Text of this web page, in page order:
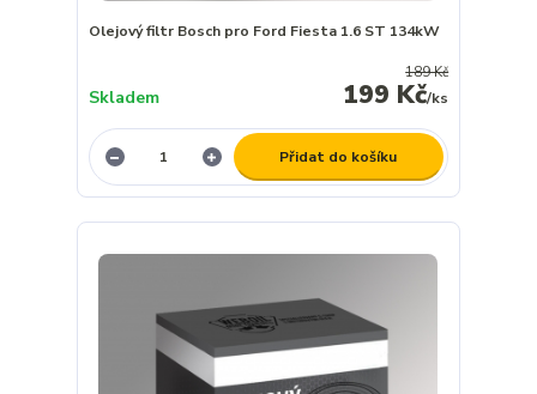
Olejový filtr Bosch pro Ford Fiesta 1.6 ST 134kW
189 Kč
199 Kč/ks
Skladem
Přidat do košíku